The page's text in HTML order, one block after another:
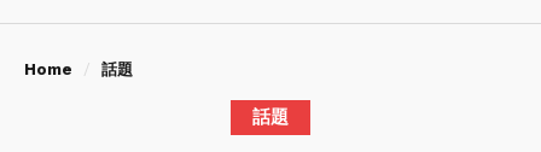
Home 話題
話題